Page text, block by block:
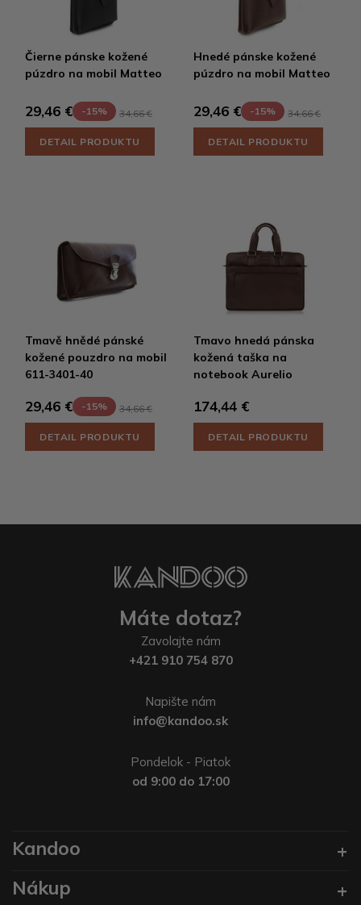
Čierne pánske kožené
púzdro na mobil Matteo
29,46 € -15% 34,66 €
DETAIL PRODUKTU
Hnedé pánske kožené
púzdro na mobil Matteo
29,46 € -15% 34,66 €
DETAIL PRODUKTU
Tmavě hnědé pánské
kožené pouzdro na mobil
611-3401-40
29,46 € -15% 34,66 €
DETAIL PRODUKTU
Tmavo hnedá pánska
kožená taška na
notebook Aurelio
174,44 €
DETAIL PRODUKTU
Máte dotaz?
Zavolajte nám
+421 910 754 870
Napište nám
info@kandoo.sk
Pondelok - Piatok
od 9:00 do 17:00
Kandoo
Nákup